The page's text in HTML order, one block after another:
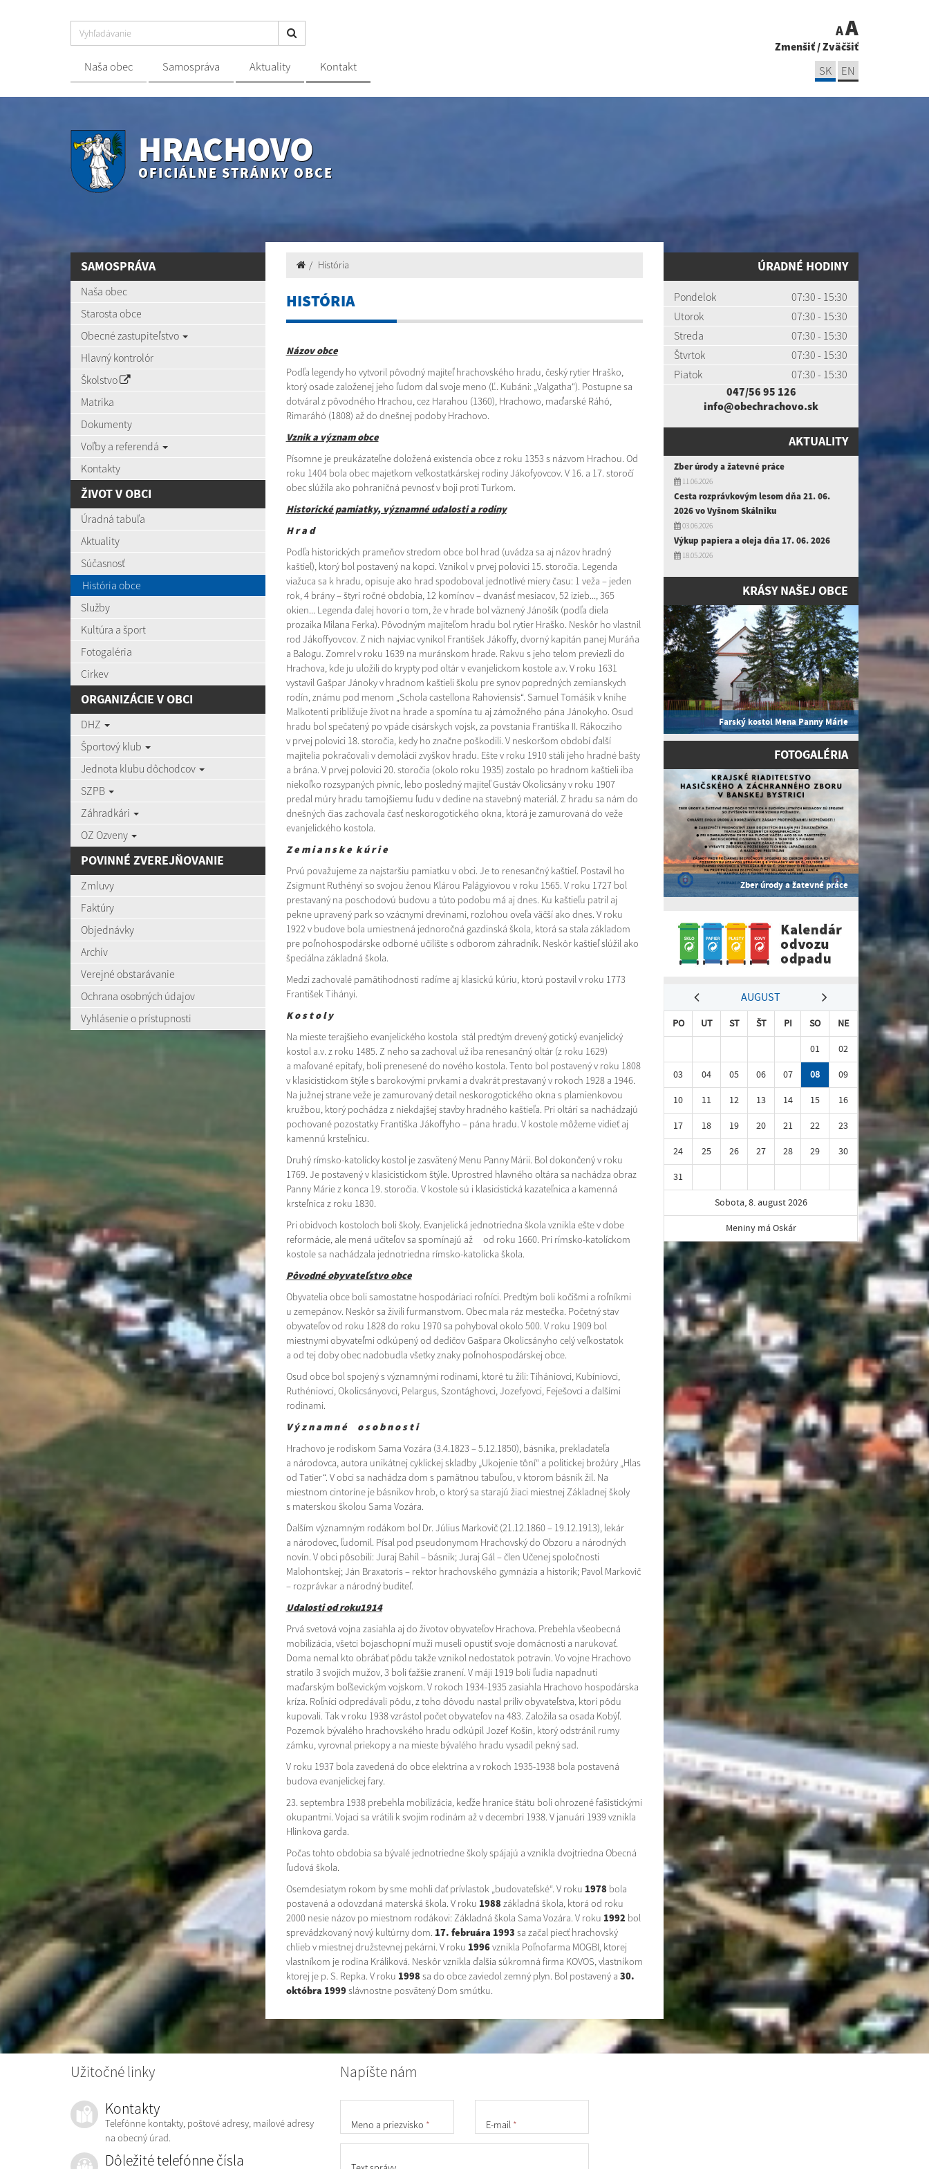
Naša obec Samospráva Aktuality Kontakt
AA
Zmenšiť/Zväčšiť
SK EN
HRACHOVO
OFICIÁLNE STRÁNKY OBCE
SAMOSPRÁVA
Naša obec
Starosta obce
Obecné zastupiteľstvo
Hlavný kontrolór
Školstvo
Matrika
Dokumenty
Voľby a referendá
Kontakty
ŽIVOT V OBCI
Úradná tabuľa
Aktuality
Súčasnosť
História obce
Služby
Kultúra a šport
Fotogaléria
Cirkev
ORGANIZÁCIE V OBCI
DHZ
Športový klub
Jednota klubu dôchodcov
SZPB
Záhradkári
OZ Ozveny
POVINNÉ ZVEREJŇOVANIE
Zmluvy
Faktúry
Objednávky
Archív
Verejné obstarávanie
Ochrana osobných údajov
Vyhlásenie o prístupnosti
História
HISTÓRIA
Názov obce
Podľa legendy ho vytvoril pôvodný majiteľ hrachovského hradu, český rytier Hraško,
ktorý osade založenej jeho ľudom dal svoje meno (Ľ. Kubáni: „Valgatha“). Postupne sa
dotváral z pôvodného Hrachou, cez Harahou (1360), Hrachowo, maďarské Ráhó,
Rimaráhó (1808) až do dnešnej podoby Hrachovo.
Vznik a význam obce
Písomne je preukázateľne doložená existencia obce z roku 1353 s názvom Hrachou. Od
roku 1404 bola obec majetkom veľkostatkárskej rodiny Jákofyovcov. V 16. a 17. storočí
obec slúžila ako pohraničná pevnosť v boji proti Turkom.
Historické pamiatky, významné udalosti a rodiny
H r a d
Podľa historických prameňov stredom obce bol hrad (uvádza sa aj názov hradný
kaštieľ), ktorý bol postavený na kopci. Vznikol v prvej polovici 15. storočia. Legenda
viažuca sa k hradu, opisuje ako hrad spodoboval jednotlivé miery času: 1 veža – jeden
rok, 4 brány – štyri ročné obdobia, 12 komínov – dvanásť mesiacov, 52 izieb..., 365
okien... Legenda ďalej hovorí o tom, že v hrade bol väznený Jánošík (podľa diela
prozaika Milana Ferka). Pôvodným majiteľom hradu bol rytier Hraško. Neskôr ho vlastnil
rod Jákoffyovcov. Z nich najviac vynikol František Jákoffy, dvorný kapitán panej Muráňa
a Balogu. Zomrel v roku 1639 na muránskom hrade. Rakvu s jeho telom previezli do
Hrachova, kde ju uložili do krypty pod oltár v evanjelickom kostole a.v. V roku 1631
vystavil Gašpar Jánoky v hradnom kaštieli školu pre synov popredných zemianskych
rodín, známu pod menom „Schola castellona Rahoviensis“. Samuel Tomášik v knihe
Malkotenti približuje život na hrade a spomína tu aj zámožného pána Jánokyho. Osud
hradu bol spečatený po vpáde cisárskych vojsk, za povstania Františka II. Rákocziho
v prvej polovici 18. storočia, kedy ho značne poškodili. V neskoršom období ďalší
majitelia pokračovali v demolácii zvyškov hradu. Ešte v roku 1910 stáli jeho hradné bašty
a brána. V prvej polovici 20. storočia (okolo roku 1935) zostalo po hradnom kaštieli iba
niekoľko rozsypaných pivníc, lebo posledný majiteľ Gustáv Okolicsány v roku 1907
predal múry hradu tamojšiemu ľudu v dedine na stavebný materiál. Z hradu sa nám do
dnešných čias zachovala časť neskorogotického okna, ktorá je zamurovaná do veže
evanjelického kostola.
Z e m i a n s k e k ú r i e
Prvú považujeme za najstaršiu pamiatku v obci. Je to renesančný kaštieľ. Postavil ho
Zsigmunt Ruthényi so svojou ženou Klárou Palágyiovou v roku 1565. V roku 1727 bol
prestavaný na poschodovú budovu a túto podobu má aj dnes. Ku kaštieľu patril aj
pekne upravený park so vzácnymi drevinami, rozlohou oveľa väčší ako dnes. V roku
1922 v budove bola umiestnená jednoročná gazdinská škola, ktorá sa stala základom
pre poľnohospodárske odborné učilište s odborom záhradník. Neskôr kaštieľ slúžil ako
špeciálna základná škola.
Medzi zachovalé pamätihodnosti radíme aj klasickú kúriu, ktorú postavil v roku 1773
František Tihányi.
K o s t o l y
Na mieste terajšieho evanjelického kostola stál predtým drevený gotický evanjelický
kostol a.v. z roku 1485. Z neho sa zachoval už iba renesančný oltár (z roku 1629)
a maľované epitafy, boli prenesené do nového kostola. Tento bol postavený v roku 1808
v klasicistickom štýle s barokovými prvkami a dvakrát prestavaný v rokoch 1928 a 1946.
Na južnej strane veže je zamurovaný detail neskorogotického okna s plamienkovou
kružbou, ktorý pochádza z niekdajšej stavby hradného kaštieľa. Pri oltári sa nachádzajú
pochované pozostatky Františka Jákoffyho – pána hradu. V kostole môžeme vidieť aj
kamennú krsteľnicu.
Druhý rímsko-katolícky kostol je zasvätený Menu Panny Márii. Bol dokončený v roku
1769. Je postavený v klasicistickom štýle. Uprostred hlavného oltára sa nachádza obraz
Panny Márie z konca 19. storočia. V kostole sú i klasicistická kazateľnica a kamenná
krsteľnica z roku 1830.
Pri obidvoch kostoloch boli školy. Evanjelická jednotriedna škola vznikla ešte v dobe
reformácie, ale mená učiteľov sa spomínajú až od roku 1660. Pri rímsko-katolíckom
kostole sa nachádzala jednotriedna rímsko-katolícka škola.
Pôvodné obyvateľstvo obce
Obyvatelia obce boli samostatne hospodáriaci roľníci. Predtým boli kočišmi a roľníkmi
u zemepánov. Neskôr sa živili furmanstvom. Obec mala ráz mestečka. Početný stav
obyvateľov od roku 1828 do roku 1970 sa pohyboval okolo 500. V roku 1909 bol
miestnymi obyvateľmi odkúpený od dedičov Gašpara Okolicsányho celý veľkostatok
a od tej doby obec nadobudla všetky znaky poľnohospodárskej obce.
Osud obce bol spojený s významnými rodinami, ktoré tu žili: Tihániovci, Kubíniovci,
Ruthéniovci, Okolicsányovci, Pelargus, Szontághovci, Jozefyovci, Feješovci a ďalšími
rodinami.
V ý z n a m n é o s o b n o s t i
Hrachovo je rodiskom Sama Vozára (3.4.1823 – 5.12.1850), básnika, prekladateľa
a národovca, autora unikátnej cyklickej skladby „Ukojenie tôní“ a politickej brožúry „Hlas
od Tatier“. V obci sa nachádza dom s pamätnou tabuľou, v ktorom básnik žil. Na
miestnom cintoríne je básnikov hrob, o ktorý sa starajú žiaci miestnej Základnej školy
s materskou školou Sama Vozára.
Ďalším významným rodákom bol Dr. Július Markovič (21.12.1860 – 19.12.1913), lekár
a národovec, ľudomil. Písal pod pseudonymom Hrachovský do Obzoru a národných
novín. V obci pôsobili: Juraj Bahil – básnik; Juraj Gál – člen Učenej spoločnosti
Malohontskej; Ján Braxatoris – rektor hrachovského gymnázia a historik; Pavol Markovič
– rozprávkar a národný buditeľ.
Udalosti od roku1914
Prvá svetová vojna zasiahla aj do životov obyvateľov Hrachova. Prebehla všeobecná
mobilizácia, všetci bojaschopní muži museli opustiť svoje domácnosti a narukovať.
Doma nemal kto obrábať pôdu takže vznikol nedostatok potravín. Vo vojne Hrachovo
stratilo 3 svojich mužov, 3 boli ťažšie zranení. V máji 1919 boli ľudia napadnutí
maďarským boľševickým vojskom. V rokoch 1934-1935 zasiahla Hrachovo hospodárska
kríza. Roľníci odpredávali pôdu, z toho dôvodu nastal príliv obyvateľstva, ktorí pôdu
kupovali. Tak v roku 1938 vzrástol počet obyvateľov na 483. Založila sa osada Kobýľ.
Pozemok bývalého hrachovského hradu odkúpil Jozef Košin, ktorý odstránil rumy
zámku, vyrovnal priekopy a na mieste bývalého hradu vysadil pekný sad.
V roku 1937 bola zavedená do obce elektrina a v rokoch 1935-1938 bola postavená
budova evanjelickej fary.
23. septembra 1938 prebehla mobilizácia, keďže hranice štátu boli ohrozené fašistickými
okupantmi. Vojaci sa vrátili k svojim rodinám až v decembri 1938. V januári 1939 vznikla
Hlinkova garda.
Počas tohto obdobia sa bývalé jednotriedne školy spájajú a vznikla dvojtriedna Obecná
ľudová škola.
Osemdesiatym rokom by sme mohli dať prívlastok „budovateľské“. V roku 1978 bola
postavená a odovzdaná materská škola. V roku 1988základná škola, ktorá od roku
2000 nesie názov po miestnom rodákovi: Základná škola Sama Vozára. V roku 1992 bol
sprevádzkovaný nový kultúrny dom. 17. februára 1993 sa začal piecť hrachovský
chlieb v miestnej družstevnej pekárni. V roku 1996vznikla Poľnofarma MOGBI, ktorej
vlastníkom je rodina Králiková. Neskôr vznikla ďalšia súkromná firma KOVOS, vlastníkom
ktorej je p. S. Repka. V roku 1998sa do obce zaviedol zemný plyn. Bol postavený a 30.
októbra 1999slávnostne posvätený Dom smútku.
ÚRADNÉ HODINY
Pondelok
07:30 - 15:30
Utorok
07:30 - 15:30
Streda
07:30 - 15:30
Štvrtok
07:30 - 15:30
Piatok
07:30 - 15:30
047/56 95 126
info@obechrachovo.sk
AKTUALITY
Zber úrody a žatevné práce
11.06.2026
Cesta rozprávkovým lesom dňa 21. 06.
2026 vo Vyšnom Skálniku
03.06.2026
Výkup papiera a oleja dňa 17. 06. 2026
18.05.2026
KRÁSY NAŠEJ OBCE
Farský kostol Mena Panny Márie
FOTOGALÉRIA
Zber úrody a žatevné práce
AUGUST
PO UT ST ŠT PI SO
NE
01
02
03
04 05 06 07 08
09
10
11 12 13 14 15
16
17
18 19 20 21 22
23
24
25 26 27 28 29
30
31
Sobota, 8. august 2026
Meniny má Oskár
Napíšte nám
Meno a priezvisko * E-mail *
Užitočné linky
Kontakty
Telefónne kontakty, poštové adresy, mailové adresy
na obecný úrad.
Dôležité telefónne čísla